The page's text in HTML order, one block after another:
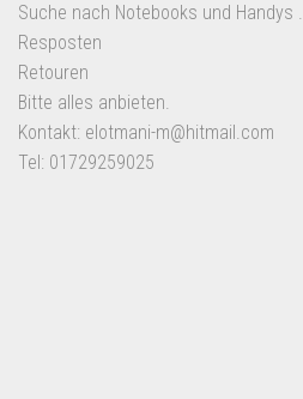
Suche nach Notebooks und Handys .
Resposten
Retouren
Bitte alles anbieten.
Kontakt: elotmani-m@hitmail.com
Tel: 01729259025